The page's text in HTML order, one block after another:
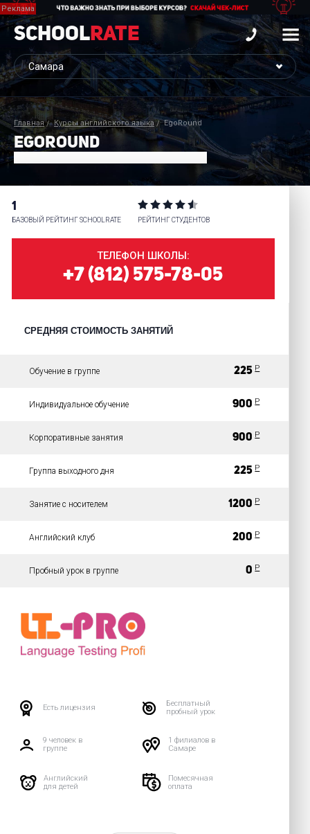
School Rate
Главная Курсы английского языка EgoRound
EGOROUND
1
БАЗОВЫЙ РЕЙТИНГ SCHOOLRATE РЕЙТИНГ СТУДЕНТОВ
ТЕЛЕФОН ШКОЛЫ:
+7 (812) 575-78-05
СРЕДНЯЯ СТОИМОСТЬ ЗАНЯТИЙ
Обучение в группе 225 Р
Индивидуальное обучение 900 Р
Корпоративные занятия 900 Р
Группа выходного дня 225 Р
Занятие с носителем 1200 Р
Английский клуб 200 Р
Пробный урок в группе 0 Р
Есть лицензия
Бесплатный
пробный урок
9 человек в
группе
1 филиалов в
Самаре
Английский
для детей
Помесячная
оплата